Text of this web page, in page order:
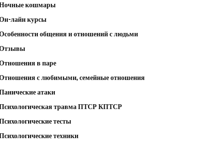
кошмары
лайн курсы
общения и отношений с людьми
в паре
с любимыми, семейные отношения
атаки
травма ПТСР КПТСР
тесты
техники